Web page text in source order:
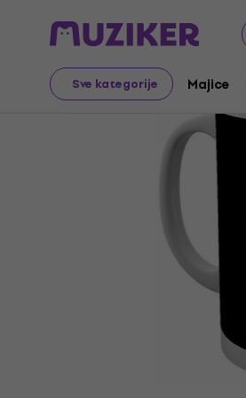
Sve kategorije Majice
Merch Music Merch
Prodaja je završena